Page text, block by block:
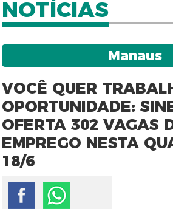
NOTÍCIAS
Manaus
VOCÊ QUER
OPORTUNIDADE:
OFERTA 302 VAGAS
EMPREGO NESTA
18/6